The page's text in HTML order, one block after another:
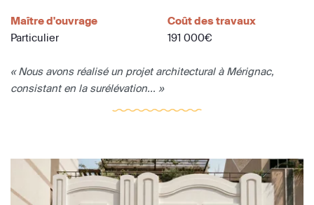
Maître d'ouvrage
Particulier
Coût des travaux
191 000€
« Nous avons réalisé un projet architectural à Mérignac,
consistant en la surélévation... »